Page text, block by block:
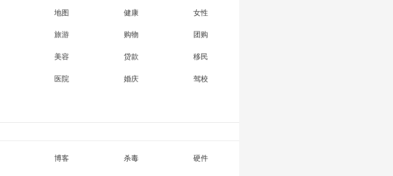
地图 健康 女性
旅游 购物 团购
美容 贷款 移民
医院 婚庆 驾校
博客 杀毒 硬件